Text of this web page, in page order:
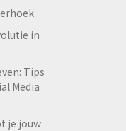
in
Tips
Media
je jouw